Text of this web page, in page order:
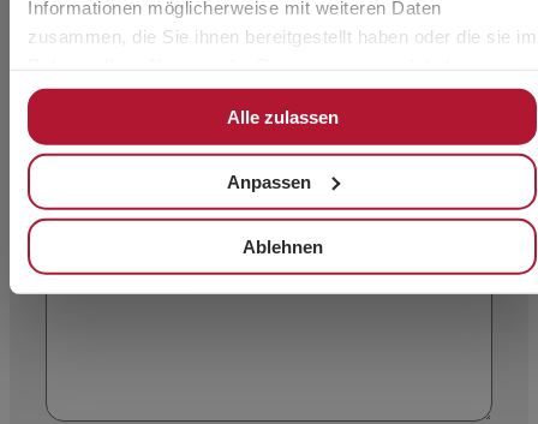
Informationen möglicherweise mit weiteren Daten
zusammen, die Sie ihnen bereitgestellt haben oder die sie im
Alle zulassen
Anpassen
Ablehnen